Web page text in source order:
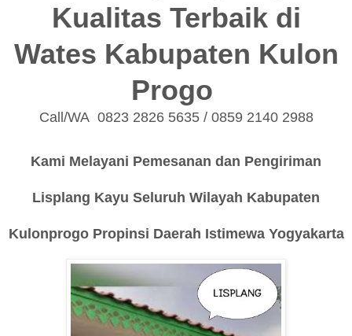
Kualitas Terbaik di
Wates Kabupaten Kulon
Progo
Call/WA 0823 2826 5635 / 0859 2140 2988
Kami Melayani Pemesanan dan Pengiriman
Lisplang Kayu Seluruh Wilayah Kabupaten
Kulonprogo Propinsi Daerah Istimewa Yogyakarta